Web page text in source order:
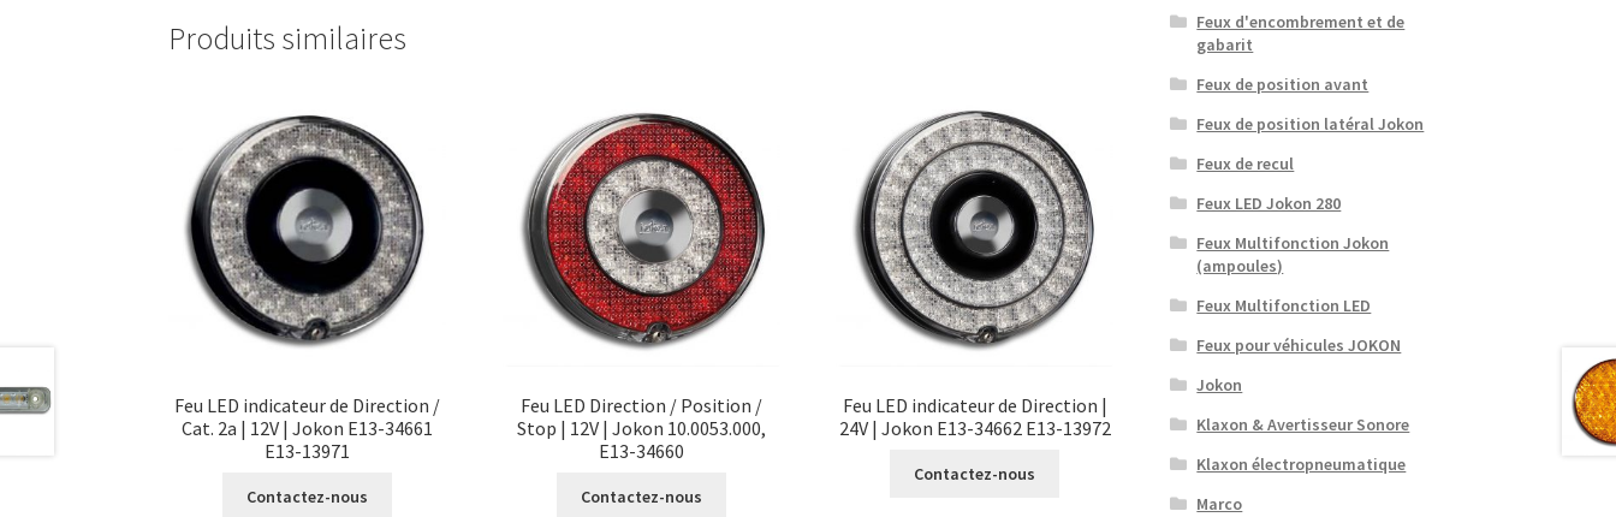
Produits similaires
Feu LED indicateur de Direction /
Cat. 2a | 12V | Jokon E13-34661
E13-13971
Contactez-nous
Feu LED Direction / Position /
Stop | 12V | Jokon 10.0053.000,
E13-34660
Contactez-nous
Feu LED indicateur de Direction |
24V | Jokon E13-34662 E13-13972
Contactez-nous
Feux d'encombrement et de
gabarit
Feux de position avant
Feux de position latéral Jokon
Feux de recul
Feux LED Jokon 280
Feux Multifonction Jokon
(ampoules)
Feux Multifonction LED
Feux pour véhicules JOKON
Jokon
Klaxon & Avertisseur Sonore
Klaxon électropneumatique
Marco